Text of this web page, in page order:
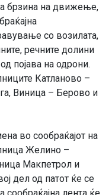
брзина на движење,
со возилата,
речните долини
појава на одрони.
Катланово –
Виница – Берово и
во сообраќајот на
Желино –
Макпетрол и
дел од патот ќе се